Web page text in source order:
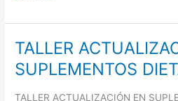
TALLER
SUPLEMENTOS
TALLER ACTUALIZACIÓN EN
TALLER
ACTUALIZACIÓN
EN